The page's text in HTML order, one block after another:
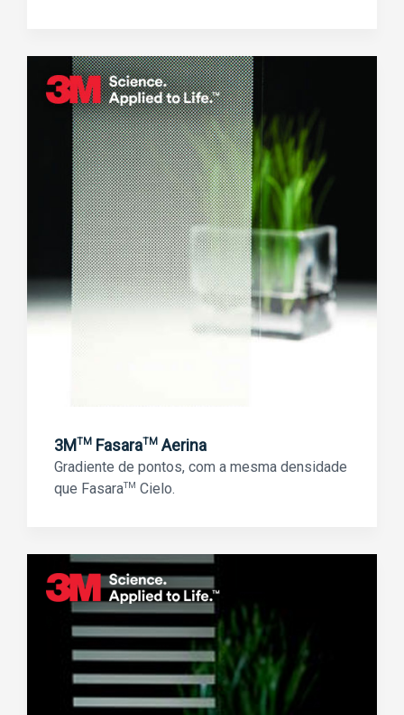
3MTM FasaraTM Aerina
Gradiente de pontos, com a mesma densidade
que FasaraTM Cielo.